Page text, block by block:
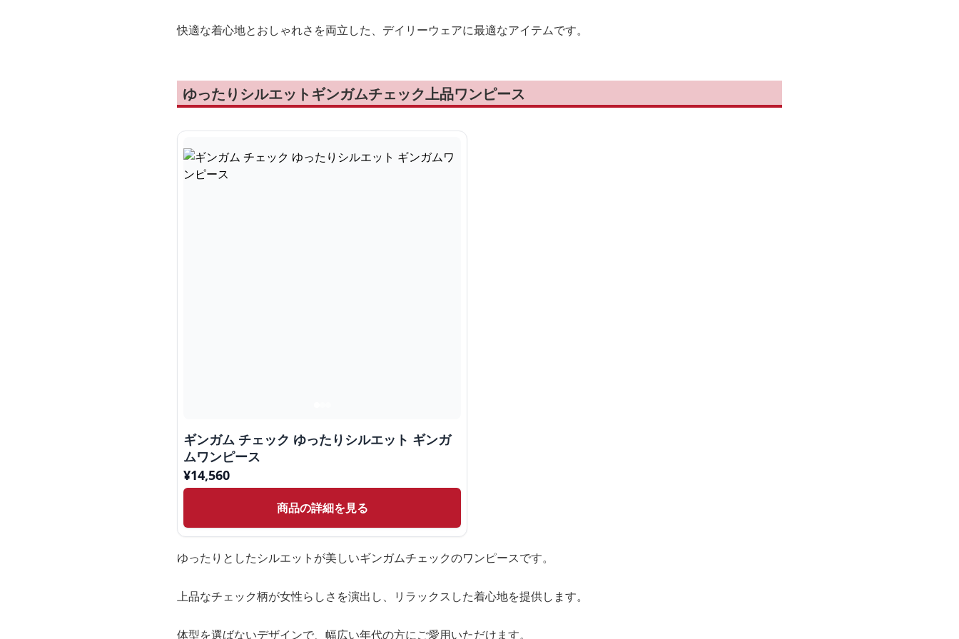
快適な着心地とおしゃれさを両立した、デイリーウェアに最適なアイテムです。
ゆったりシルエットギンガムチェック上品ワンピース
ギンガム チェック ゆったりシルエット ギンガ
ムワンピース
¥14,560
商品の詳細を見る
ゆったりとしたシルエットが美しいギンガムチェックのワンピースです。
上品なチェック柄が女性らしさを演出し、リラックスした着心地を提供します。
体型を選ばないデザインで、幅広い年代の方にご愛用いただけます。